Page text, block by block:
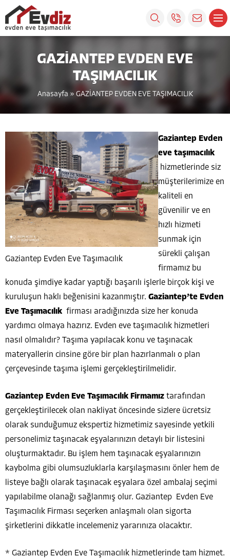
GAZİANTEP EVDEN EVE
TAŞIMACILIK
Anasayfa » GAZİANTEP EVDEN EVE TAŞIMACILIK
Gaziantep Evden Eve Taşımacılık
Gaziantep Evden
eve taşımacılık
hizmetlerinde siz
müşterilerimize en
kaliteli en
güvenilir ve en
hızlı hizmeti
sunmak için
sürekli çalışan
firmamız bu
konuda şimdiye kadar yaptığı başarılı işlerle birçok kişi ve
kuruluşun haklı beğenisini kazanmıştır. Gaziantep’te Evden
Eve Taşımacılık firması aradığınızda size her konuda
yardımcı olmaya hazırız. Evden eve taşımacılık hizmetleri
nasıl olmalıdır? Taşıma yapılacak konu ve taşınacak
materyallerin cinsine göre bir plan hazırlanmalı o plan
çerçevesinde taşıma işlemi gerçekleştirilmelidir.
Gaziantep Evden Eve Taşımacılık Firmamız tarafından
gerçekleştirilecek olan nakliyat öncesinde sizlere ücretsiz
olarak sunduğumuz ekspertiz hizmetimiz sayesinde yetkili
personelimiz taşınacak eşyalarınızın detaylı bir listesini
oluşturmaktadır. Bu işlem hem taşınacak eşyalarınızın
kaybolma gibi olumsuzluklarla karşılaşmasını önler hem de
listeye bağlı olarak taşınacak eşyalara özel ambalaj seçimi
yapılabilme olanağı sağlanmış olur. Gaziantep Evden Eve
Taşımacılık Firması seçerken anlaşmalı olan sigorta
şirketlerini dikkatle incelemeniz yararınıza olacaktır.
* Gaziantep Evden Eve Taşımacılık hizmetlerinde tam hizmet.